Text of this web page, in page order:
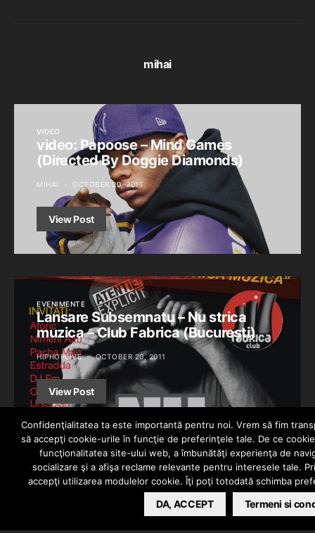
mihai
VIDEO
video: Papoose – Mind Games
(Directed By Doggie Diamonds)
MIHAI OCTOBER 20, 2011
View Post
EVENIMENTE
Lansare Subsemnatu – Nu strica
muzica – Club Fabrica (București)
HIPHOPLIVE OCTOBER 20, 2011
View Post
YOU MAY ALSO LIKE
Confidenţialitatea ta este importantă pentru noi. Vrem să fim
să accepţi cookie-urile în funcţie de preferinţele tale. De ce
funcţionalitatea site-ului web, a îmbunătăţi experienţa de
socializare şi a afişa reclame relevante pentru interesele tale.
accepţi utilizarea modulelor cookie. Îţi poţi totodată schimba
DA, ACCEPT Termeni si